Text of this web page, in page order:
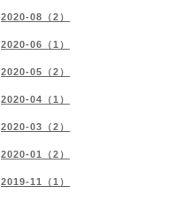
2020-08（2）
2020-06（1）
2020-05（2）
2020-04（1）
2020-03（2）
2020-01（2）
2019-11（1）